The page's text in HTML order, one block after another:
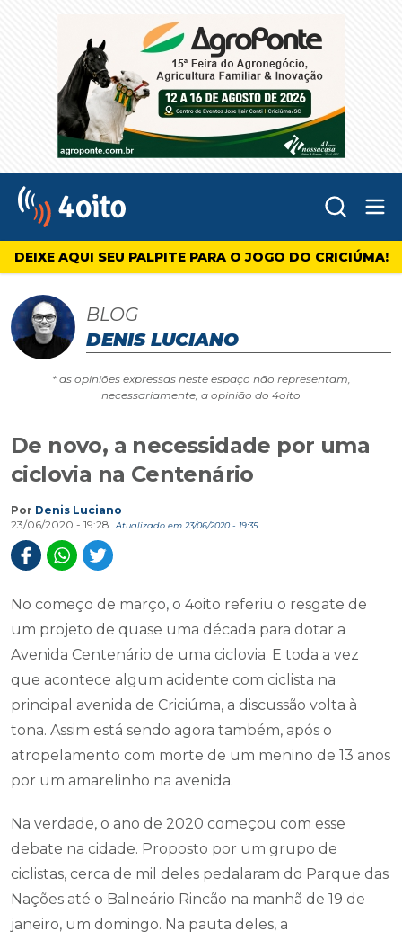
4oito
DEIXE AQUI SEU PALPITE PARA O JOGO DO CRICIÚMA!
BLOG
DENIS LUCIANO
* as opiniões expressas neste espaço não representam,
necessariamente, a opinião do 4oito
De novo, a necessidade por uma
ciclovia na Centenário
Por Denis Luciano
23/06/2020 - 19:28
Atualizado em 23/06/2020 - 19:35
No começo de março, o 4oito referiu o resgate de
um projeto de quase uma década para dotar a
Avenida Centenário de uma ciclovia. E toda a vez
que acontece algum acidente com ciclista na
principal avenida de Criciúma, a discussão volta à
tona. Assim está sendo agora também, após o
atropelamento com morte de um menino de 13 anos
por um amarelinho na avenida.
Na verdade, o ano de 2020 começou com esse
debate na cidade. Proposto por um grupo de
ciclistas, cerca de mil deles pedalaram do Parque das
Nações até o Balneário Rincão na manhã de 19 de
janeiro, um domingo. Na pauta deles, a